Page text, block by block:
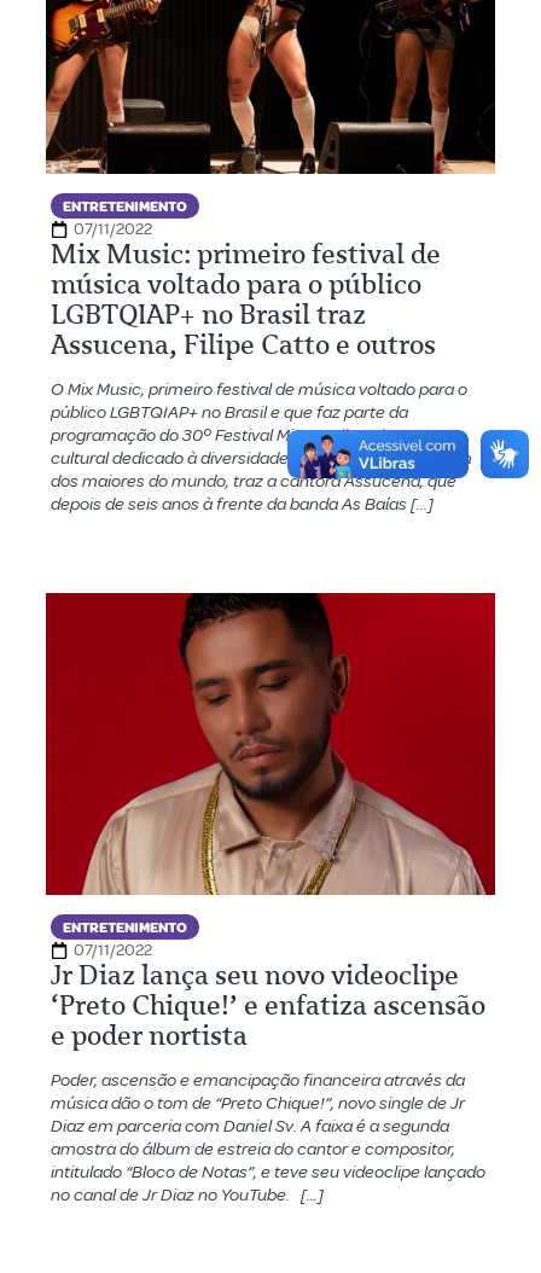
ENTRETENIMENTO
07/11/2022
Mix Music: primeiro festival de
música voltado para o público
LGBTQIAP+ no Brasil traz
Assucena, Filipe Catto e outros
O Mix Music, primeiro festival de música voltado para o
público LGBTQIAP+ no Brasil e que faz parte da
programação do 30º Festival Mix Brasil, maior evento
cultural dedicado à diversidade da América Latina e um
dos maiores do mundo, traz a cantora Assucena, que
depois de seis anos à frente da banda As Baías […]
ENTRETENIMENTO
07/11/2022
Jr Diaz lança seu novo videoclipe
‘Preto Chique!’ e enfatiza ascensão
e poder nortista
Poder, ascensão e emancipação financeira através da
música dão o tom de “Preto Chique!”, novo single de Jr
Diaz em parceria com Daniel Sv. A faixa é a segunda
amostra do álbum de estreia do cantor e compositor,
intitulado “Bloco de Notas”, e teve seu videoclipe lançado
no canal de Jr Diaz no YouTube. […]